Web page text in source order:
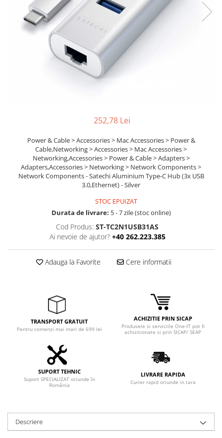
Smartphone IPhone
Mouse
Casti
252,78 Lei
Power & Cable > Accessories > Mac Accessories > Power &
Cable,Networking > Accessories > Mac Accessories >
Networking,Accessories > Power & Cable > Adapters >
Adapters,Accessories > Networking > Network Components >
Network Components - Satechi Aluminium Type-C Hub (3x USB
3.0,Ethernet) - Silver
STOC EPUIZAT
Durata de livrare: 5 - 7 zile (stoc online)
Cod Produs: ST-TC2N1USB31AS
Ai nevoie de ajutor? +40 262.223.385
Adauga la Favorite Cere informatii
TRANSPORT GRATUIT
Pentru comenzi mai mari de 699 lei
ACHIZITIE PRIN SICAP
Produsele si serviciile One-IT pot fi
achizitionate si prin SICAP/ SEAP
SUPORT TEHNIC
Suport SPECIALIZAT oriunde în
România
LIVRARE RAPIDA
Curier rapid oriunde in tara
Descriere